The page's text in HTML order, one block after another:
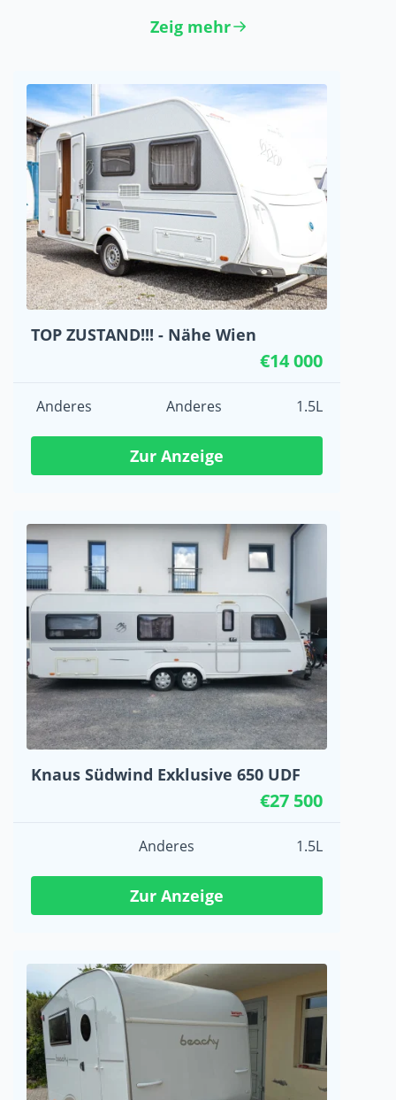
Zeig mehr
TOP ZUSTAND!!! - Nähe Wien
€14 000
Anderes Anderes 1.5L
Zur Anzeige
Knaus Südwind Exklusive 650 UDF
€27 500
Anderes 1.5L
Zur Anzeige